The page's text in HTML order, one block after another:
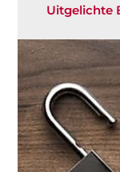
Uitgelichte